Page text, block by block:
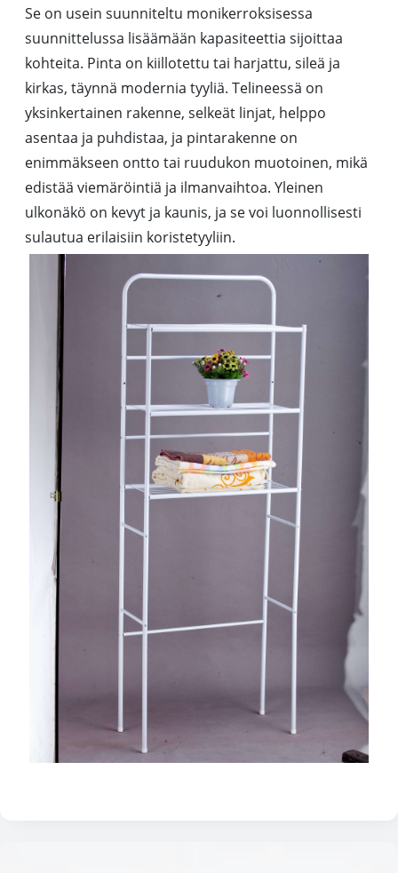
Se on usein suunniteltu monikerroksisessa
suunnittelussa lisäämään kapasiteettia sijoittaa
kohteita. Pinta on kiillotettu tai harjattu, sileä ja
kirkas, täynnä modernia tyyliä. Telineessä on
yksinkertainen rakenne, selkeät linjat, helppo
asentaa ja puhdistaa, ja pintarakenne on
enimmäkseen ontto tai ruudukon muotoinen, mikä
edistää viemäröintiä ja ilmanvaihtoa. Yleinen
ulkonäkö on kevyt ja kaunis, ja se voi luonnollisesti
sulautua erilaisiin koristetyyliin.